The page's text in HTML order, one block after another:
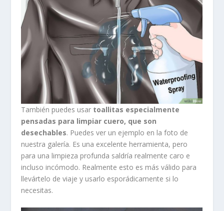
También puedes usar toallitas especialmente
pensadas para limpiar cuero, que son
desechables. Puedes ver un ejemplo en la foto de
nuestra galería. Es una excelente herramienta, pero
para una limpieza profunda saldría realmente caro e
incluso incómodo. Realmente esto es más válido para
llevártelo de viaje y usarlo esporádicamente si lo
necesitas.